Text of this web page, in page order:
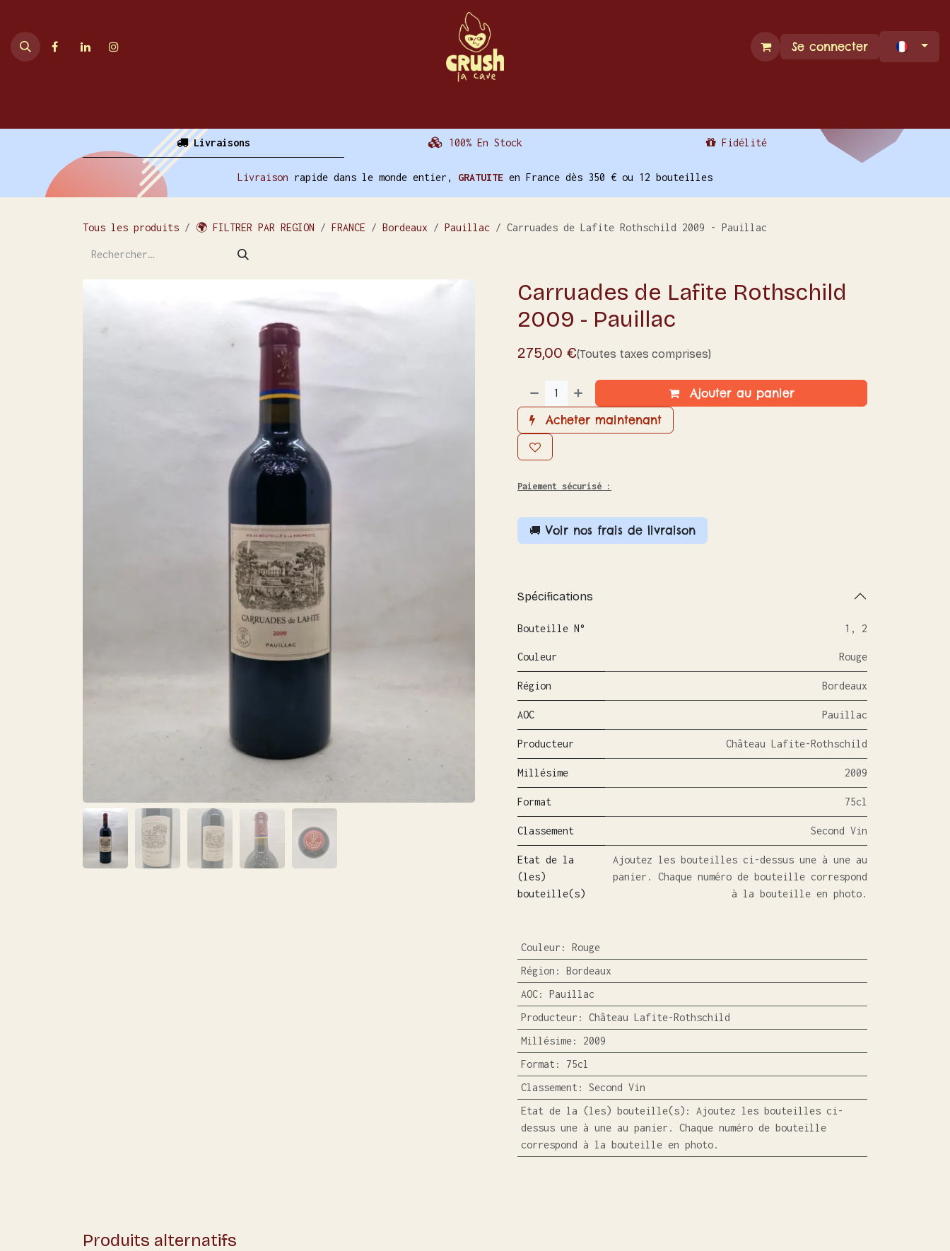
Se connecter
Livraisons 100% En Stock Fidélité
Livraison rapide dans le monde entier, GRATUITE en France dès 350 € ou 12 bouteilles
Tous les produits 🌍 FILTRER PAR REGION FRANCE Bordeaux Pauillac Carruades de Lafite Rothschild 2009 - Pauillac
Carruades de Lafite Rothschild
2009 - Pauillac
275,00 €(Toutes taxes comprises)
Ajouter au panier
Acheter maintenant
Paiement sécurisé :
🚚 Voir nos frais de livraison
Spécifications
Bouteille N° 1 , 2
Couleur Rouge
Région Bordeaux
AOC Pauillac
Producteur Château Lafite-Rothschild
Millésime 2009
Format 75cl
Classement Second Vin
Etat de la
(les)
bouteille(s)
Ajoutez les bouteilles ci-dessus une à une au
panier. Chaque numéro de bouteille correspond
à la bouteille en photo.
Couleur : Rouge
Région : Bordeaux
AOC: Pauillac
Producteur : Château Lafite-Rothschild
Millésime: 2009
Format : 75cl
Classement : Second Vin
Etat de la (les) bouteille(s) : Ajoutez les bouteilles ci-
dessus une à une au panier. Chaque numéro de bouteille
correspond à la bouteille en photo.
Produits alternatifs